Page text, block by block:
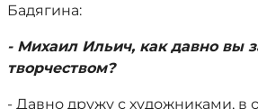
Бадягина:
- Михаил Ильич, как давно вы
творчеством?
- Давно дружу с художниками, в